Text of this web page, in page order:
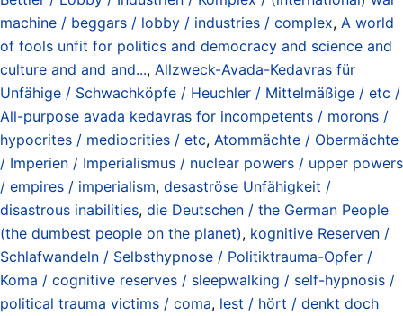
machine / beggars / lobby / industries / complex, A world
of fools unfit for politics and democracy and science and
culture and and and..., Allzweck-Avada-Kedavras für
Unfähige / Schwachköpfe / Heuchler / Mittelmäßige / etc /
All-purpose avada kedavras for incompetents / morons /
hypocrites / mediocrities / etc, Atommächte / Obermächte
/ Imperien / Imperialismus / nuclear powers / upper powers
/ empires / imperialism, desaströse Unfähigkeit /
disastrous inabilities, die Deutschen / the German People
(the dumbest people on the planet), kognitive Reserven /
Schlafwandeln / Selbsthypnose / Politiktrauma-Opfer /
Koma / cognitive reserves / sleepwalking / self-hypnosis /
political trauma victims / coma, lest / hört / denkt doch